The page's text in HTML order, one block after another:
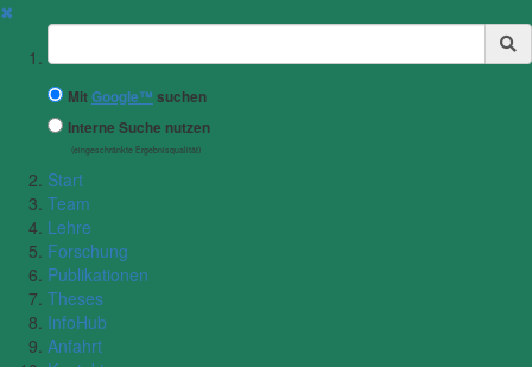
✖
Suchbegriff
MitGoogle™ suchen
Interne Suche nutzen
(eingeschränkte Ergebnisqualität)
Start
Team
Lehre
Forschung
Publikationen
Theses
InfoHub
Anfahrt